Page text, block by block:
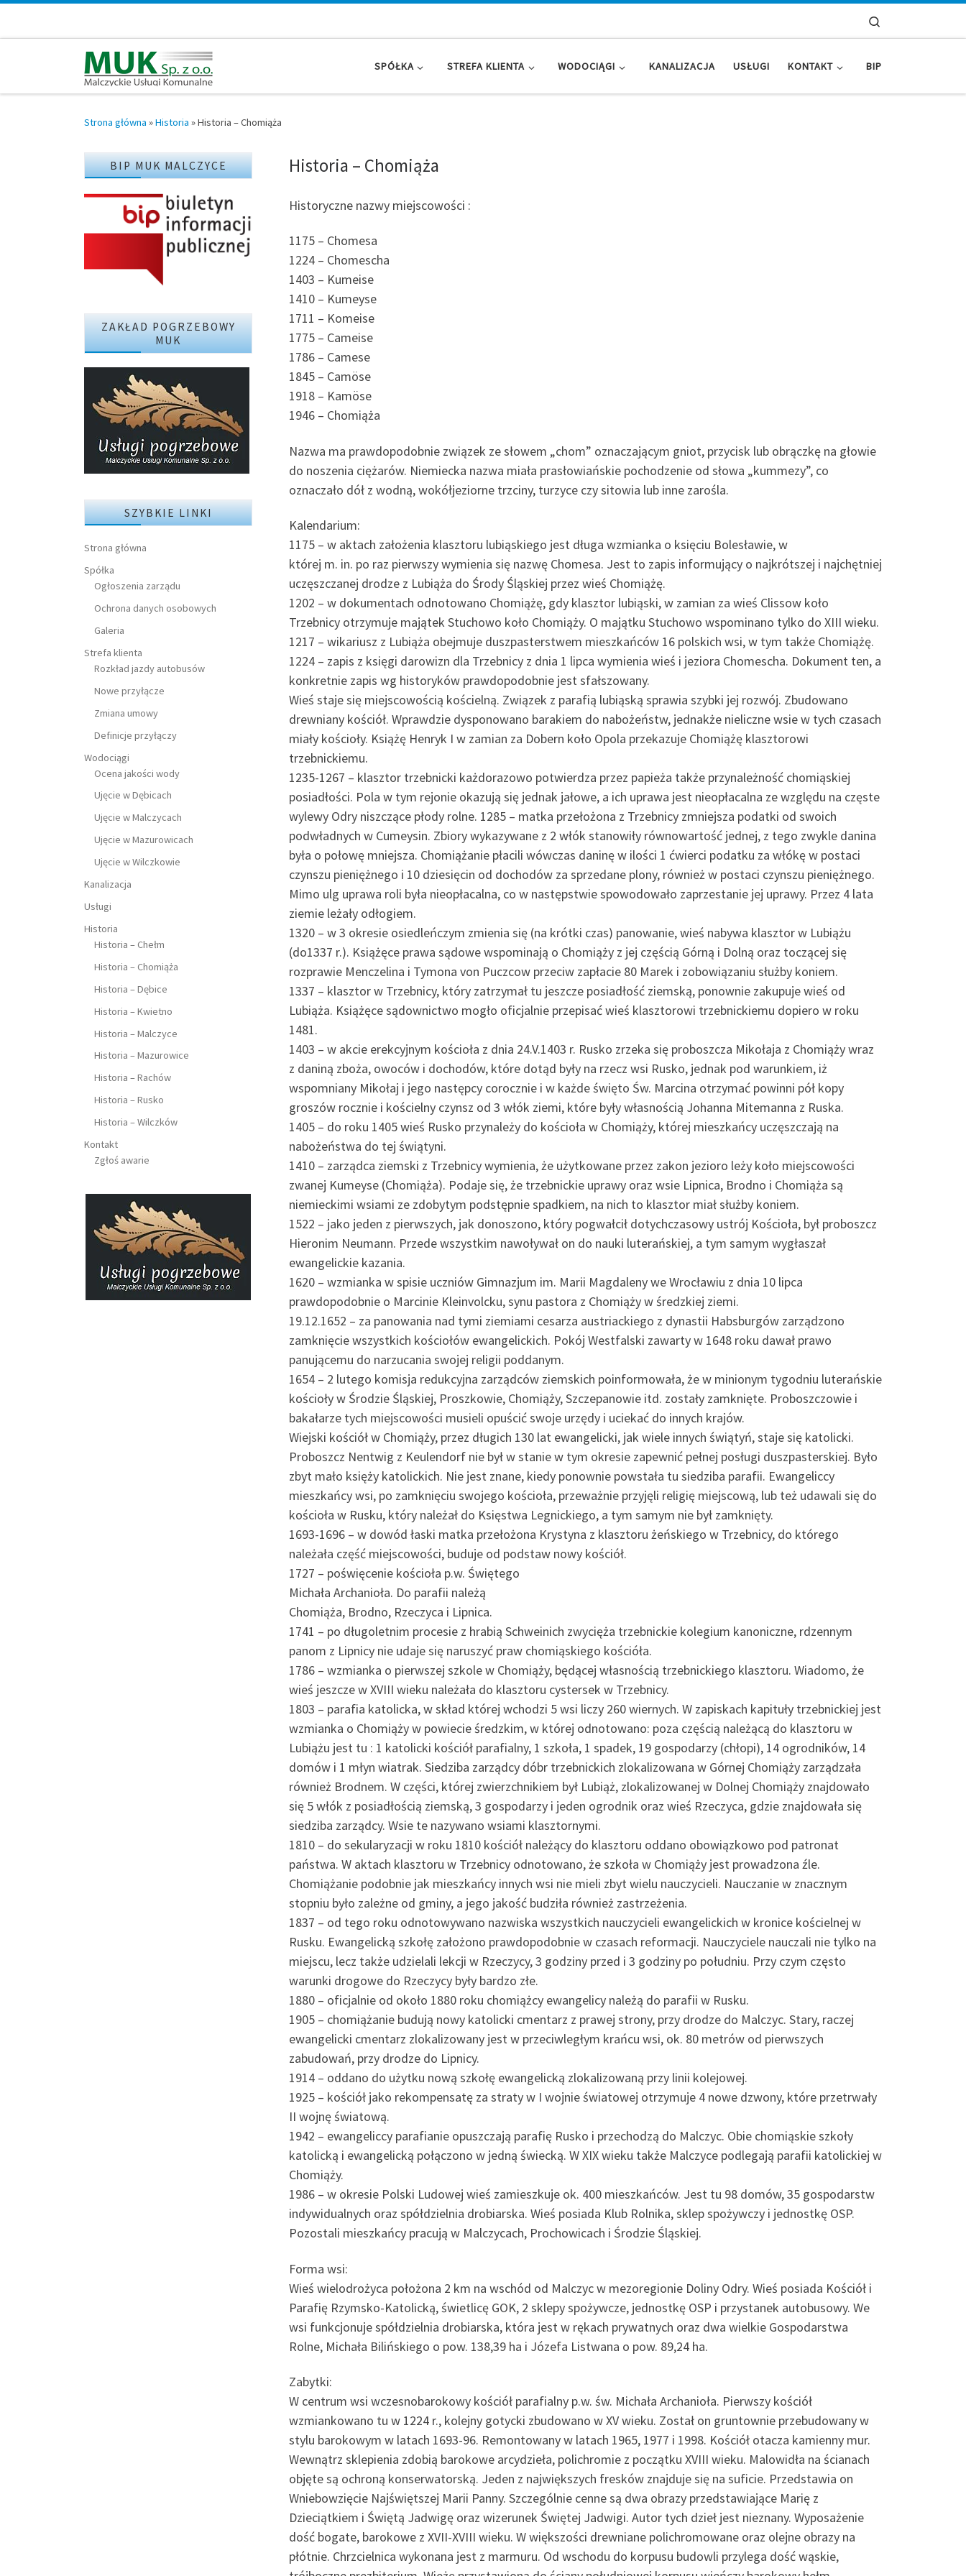
SPÓŁKA STREFA KLIENTA WODOCIĄGI KANALIZACJA USŁUGI KONTAKT BIP
Strona główna »Historia »Historia – Chomiąża
Historia – Chomiąża
Historyczne nazwy miejscowości :
1175 – Chomesa
1224 – Chomescha
1403 – Kumeise
1410 – Kumeyse
1711 – Komeise
1775 – Cameise
1786 – Camese
1845 – Camöse
1918 – Kamöse
1946 – Chomiąża
Nazwa ma prawdopodobnie związek ze słowem „chom” oznaczającym gniot, przycisk lub obrączkę na głowie
do noszenia ciężarów. Niemiecka nazwa miała prasłowiańskie pochodzenie od słowa „kummezy”, co
oznaczało dół z wodną, wokółjeziorne trzciny, turzyce czy sitowia lub inne zarośla.
Kalendarium:
1175 – w aktach założenia klasztoru lubiąskiego jest długa wzmianka o księciu Bolesławie, w
której m. in. po raz pierwszy wymienia się nazwę Chomesa. Jest to zapis informujący o najkrótszej i najchętniej
uczęszczanej drodze z Lubiąża do Środy Śląskiej przez wieś Chomiążę.
1202 – w dokumentach odnotowano Chomiążę, gdy klasztor lubiąski, w zamian za wieś Clissow koło
Trzebnicy otrzymuje majątek Stuchowo koło Chomiąży. O majątku Stuchowo wspominano tylko do XIII wieku.
1217 – wikariusz z Lubiąża obejmuje duszpasterstwem mieszkańców 16 polskich wsi, w tym także Chomiążę.
1224 – zapis z księgi darowizn dla Trzebnicy z dnia 1 lipca wymienia wieś i jeziora Chomescha. Dokument ten, a
konkretnie zapis wg historyków prawdopodobnie jest sfałszowany.
Wieś staje się miejscowością kościelną. Związek z parafią lubiąską sprawia szybki jej rozwój. Zbudowano
drewniany kościół. Wprawdzie dysponowano barakiem do nabożeństw, jednakże nieliczne wsie w tych czasach
miały kościoły. Książę Henryk I w zamian za Dobern koło Opola przekazuje Chomiążę klasztorowi
trzebnickiemu.
1235-1267 – klasztor trzebnicki każdorazowo potwierdza przez papieża także przynależność chomiąskiej
posiadłości. Pola w tym rejonie okazują się jednak jałowe, a ich uprawa jest nieopłacalna ze względu na częste
wylewy Odry niszczące płody rolne. 1285 – matka przełożona z Trzebnicy zmniejsza podatki od swoich
podwładnych w Cumeysin. Zbiory wykazywane z 2 włók stanowiły równowartość jednej, z tego zwykle danina
była o połowę mniejsza. Chomiążanie płacili wówczas daninę w ilości 1 ćwierci podatku za włókę w postaci
czynszu pieniężnego i 10 dziesięcin od dochodów za sprzedane plony, również w postaci czynszu pieniężnego.
Mimo ulg uprawa roli była nieopłacalna, co w następstwie spowodowało zaprzestanie jej uprawy. Przez 4 lata
ziemie leżały odłogiem.
1320 – w 3 okresie osiedleńczym zmienia się (na krótki czas) panowanie, wieś nabywa klasztor w Lubiążu
(do1337 r.). Książęce prawa sądowe wspominają o Chomiąży z jej częścią Górną i Dolną oraz toczącej się
rozprawie Menczelina i Tymona von Puczcow przeciw zapłacie 80 Marek i zobowiązaniu służby koniem.
1337 – klasztor w Trzebnicy, który zatrzymał tu jeszcze posiadłość ziemską, ponownie zakupuje wieś od
Lubiąża. Książęce sądownictwo mogło oficjalnie przepisać wieś klasztorowi trzebnickiemu dopiero w roku
1481.
1403 – w akcie erekcyjnym kościoła z dnia 24.V.1403 r. Rusko zrzeka się proboszcza Mikołaja z Chomiąży wraz
z daniną zboża, owoców i dochodów, które dotąd były na rzecz wsi Rusko, jednak pod warunkiem, iż
wspomniany Mikołaj i jego następcy corocznie i w każde święto Św. Marcina otrzymać powinni pół kopy
groszów rocznie i kościelny czynsz od 3 włók ziemi, które były własnością Johanna Mitemanna z Ruska.
1405 – do roku 1405 wieś Rusko przynależy do kościoła w Chomiąży, której mieszkańcy uczęszczają na
nabożeństwa do tej świątyni.
1410 – zarządca ziemski z Trzebnicy wymienia, że użytkowane przez zakon jezioro leży koło miejscowości
zwanej Kumeyse (Chomiąża). Podaje się, że trzebnickie uprawy oraz wsie Lipnica, Brodno i Chomiąża są
niemieckimi wsiami ze zdobytym podstępnie spadkiem, na nich to klasztor miał służby koniem.
1522 – jako jeden z pierwszych, jak donoszono, który pogwałcił dotychczasowy ustrój Kościoła, był proboszcz
Hieronim Neumann. Przede wszystkim nawoływał on do nauki luterańskiej, a tym samym wygłaszał
ewangelickie kazania.
1620 – wzmianka w spisie uczniów Gimnazjum im. Marii Magdaleny we Wrocławiu z dnia 10 lipca
prawdopodobnie o Marcinie Kleinvolcku, synu pastora z Chomiąży w średzkiej ziemi.
19.12.1652 – za panowania nad tymi ziemiami cesarza austriackiego z dynastii Habsburgów zarządzono
zamknięcie wszystkich kościołów ewangelickich. Pokój Westfalski zawarty w 1648 roku dawał prawo
panującemu do narzucania swojej religii poddanym.
1654 – 2 lutego komisja redukcyjna zarządców ziemskich poinformowała, że w minionym tygodniu luterańskie
kościoły w Środzie Śląskiej, Proszkowie, Chomiąży, Szczepanowie itd. zostały zamknięte. Proboszczowie i
bakałarze tych miejscowości musieli opuścić swoje urzędy i uciekać do innych krajów.
Wiejski kościół w Chomiąży, przez długich 130 lat ewangelicki, jak wiele innych świątyń, staje się katolicki.
Proboszcz Nentwig z Keulendorf nie był w stanie w tym okresie zapewnić pełnej posługi duszpasterskiej. Było
zbyt mało księży katolickich. Nie jest znane, kiedy ponownie powstała tu siedziba parafii. Ewangeliccy
mieszkańcy wsi, po zamknięciu swojego kościoła, przeważnie przyjęli religię miejscową, lub też udawali się do
kościoła w Rusku, który należał do Księstwa Legnickiego, a tym samym nie był zamknięty.
1693-1696 – w dowód łaski matka przełożona Krystyna z klasztoru żeńskiego w Trzebnicy, do którego
należała część miejscowości, buduje od podstaw nowy kościół.
1727 – poświęcenie kościoła p.w. Świętego
Michała Archanioła. Do parafii należą
Chomiąża, Brodno, Rzeczyca i Lipnica.
1741 – po długoletnim procesie z hrabią Schweinich zwycięża trzebnickie kolegium kanoniczne, rdzennym
panom z Lipnicy nie udaje się naruszyć praw chomiąskiego kościóła.
1786 – wzmianka o pierwszej szkole w Chomiąży, będącej własnością trzebnickiego klasztoru. Wiadomo, że
wieś jeszcze w XVIII wieku należała do klasztoru cystersek w Trzebnicy.
1803 – parafia katolicka, w skład której wchodzi 5 wsi liczy 260 wiernych. W zapiskach kapituły trzebnickiej jest
wzmianka o Chomiąży w powiecie średzkim, w której odnotowano: poza częścią należącą do klasztoru w
Lubiążu jest tu : 1 katolicki kościół parafialny, 1 szkoła, 1 spadek, 19 gospodarzy (chłopi), 14 ogrodników, 14
domów i 1 młyn wiatrak. Siedziba zarządcy dóbr trzebnickich zlokalizowana w Górnej Chomiąży zarządzała
również Brodnem. W części, której zwierzchnikiem był Lubiąż, zlokalizowanej w Dolnej Chomiąży znajdowało
się 5 włók z posiadłością ziemską, 3 gospodarzy i jeden ogrodnik oraz wieś Rzeczyca, gdzie znajdowała się
siedziba zarządcy. Wsie te nazywano wsiami klasztornymi.
1810 – do sekularyzacji w roku 1810 kościół należący do klasztoru oddano obowiązkowo pod patronat
państwa. W aktach klasztoru w Trzebnicy odnotowano, że szkoła w Chomiąży jest prowadzona źle.
Chomiążanie podobnie jak mieszkańcy innych wsi nie mieli zbyt wielu nauczycieli. Nauczanie w znacznym
stopniu było zależne od gminy, a jego jakość budziła również zastrzeżenia.
1837 – od tego roku odnotowywano nazwiska wszystkich nauczycieli ewangelickich w kronice kościelnej w
Rusku. Ewangelicką szkołę założono prawdopodobnie w czasach reformacji. Nauczyciele nauczali nie tylko na
miejscu, lecz także udzielali lekcji w Rzeczycy, 3 godziny przed i 3 godziny po południu. Przy czym często
warunki drogowe do Rzeczycy były bardzo złe.
1880 – oficjalnie od około 1880 roku chomiążcy ewangelicy należą do parafii w Rusku.
1905 – chomiążanie budują nowy katolicki cmentarz z prawej strony, przy drodze do Malczyc. Stary, raczej
ewangelicki cmentarz zlokalizowany jest w przeciwległym krańcu wsi, ok. 80 metrów od pierwszych
zabudowań, przy drodze do Lipnicy.
1914 – oddano do użytku nową szkołę ewangelicką zlokalizowaną przy linii kolejowej.
1925 – kościół jako rekompensatę za straty w I wojnie światowej otrzymuje 4 nowe dzwony, które przetrwały
II wojnę światową.
1942 – ewangeliccy parafianie opuszczają parafię Rusko i przechodzą do Malczyc. Obie chomiąskie szkoły
katolicką i ewangelicką połączono w jedną świecką. W XIX wieku także Malczyce podlegają parafii katolickiej w
Chomiąży.
1986 – w okresie Polski Ludowej wieś zamieszkuje ok. 400 mieszkańców. Jest tu 98 domów, 35 gospodarstw
indywidualnych oraz spółdzielnia drobiarska. Wieś posiada Klub Rolnika, sklep spożywczy i jednostkę OSP.
Pozostali mieszkańcy pracują w Malczycach, Prochowicach i Środzie Śląskiej.
Forma wsi:
Wieś wielodrożyca położona 2 km na wschód od Malczyc w mezoregionie Doliny Odry. Wieś posiada Kościół i
Parafię Rzymsko-Katolicką, świetlicę GOK, 2 sklepy spożywcze, jednostkę OSP i przystanek autobusowy. We
wsi funkcjonuje spółdzielnia drobiarska, która jest w rękach prywatnych oraz dwa wielkie Gospodarstwa
Rolne, Michała Bilińskiego o pow. 138,39 ha i Józefa Listwana o pow. 89,24 ha.
Zabytki:
W centrum wsi wczesnobarokowy kościół parafialny p.w. św. Michała Archanioła. Pierwszy kościół
wzmiankowano tu w 1224 r., kolejny gotycki zbudowano w XV wieku. Został on gruntownie przebudowany w
stylu barokowym w latach 1693-96. Remontowany w latach 1965, 1977 i 1998. Kościół otacza kamienny mur.
Wewnątrz sklepienia zdobią barokowe arcydzieła, polichromie z początku XVIII wieku. Malowidła na ścianach
objęte są ochroną konserwatorską. Jeden z największych fresków znajduje się na suficie. Przedstawia on
Wniebowzięcie Najświętszej Marii Panny. Szczególnie cenne są dwa obrazy przedstawiające Marię z
Dzieciątkiem i Świętą Jadwigę oraz wizerunek Świętej Jadwigi. Autor tych dzieł jest nieznany. Wyposażenie
dość bogate, barokowe z XVII-XVIII wieku. W większości drewniane polichromowane oraz olejne obrazy na
płótnie. Chrzcielnica wykonana jest z marmuru. Od wschodu do korpusu budowli przylega dość wąskie,
BIP MUK MALCZYCE
ZAKŁAD POGRZEBOWY
MUK
SZYBKIE LINKI
Strona główna
Spółka
Ogłoszenia zarządu
Ochrona danych osobowych
Galeria
Strefa klienta
Rozkład jazdy autobusów
Nowe przyłącze
Zmiana umowy
Definicje przyłączy
Wodociągi
Ocena jakości wody
Ujęcie w Dębicach
Ujęcie w Malczycach
Ujęcie w Mazurowicach
Ujęcie w Wilczkowie
Kanalizacja
Usługi
Historia
Historia – Chełm
Historia – Chomiąża
Historia – Dębice
Historia – Kwietno
Historia – Malczyce
Historia – Mazurowice
Historia – Rachów
Historia – Rusko
Historia – Wilczków
Kontakt
Zgłoś awarie